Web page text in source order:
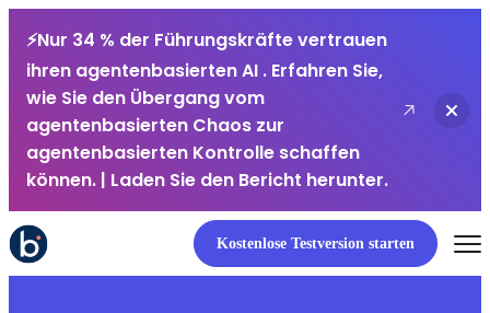
⚡Nur 34 % der Führungskräfte vertrauen
ihren agentenbasierten AI . Erfahren Sie,
wie Sie den Übergang vom
agentenbasierten Chaos zur
agentenbasierten Kontrolle schaffen
können. | Laden Sie den Bericht herunter.
Kostenlose Testversion starten